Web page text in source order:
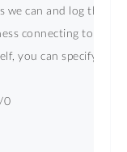
we can and log the
connecting to us.
you can specify
0